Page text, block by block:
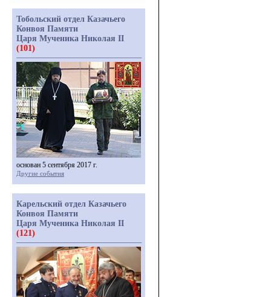
Тобольский отдел Казачьего
Конвоя Памяти
Царя Мученика Николая II
(101)
основан 5 сентября 2017 г.
Другие события
Карельский отдел Казачьего
Конвоя Памяти
Царя Мученика Николая II
(121)